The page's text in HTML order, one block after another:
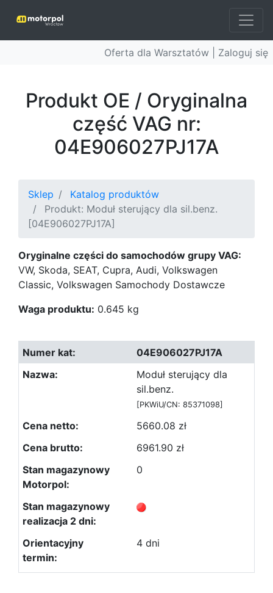
Oferta dla Warsztatów | Zaloguj się
Produkt OE / Oryginalna
część VAG nr:
04E906027PJ17A
Sklep
Katalog produktów
Produkt: Moduł sterujący dla sil.benz.
[04E906027PJ17A]
Oryginalne części do samochodów grupy VAG:
VW, Skoda, SEAT, Cupra, Audi, Volkswagen
Classic, Volkswagen Samochody Dostawcze
Waga produktu: 0.645 kg
04E906027PJ17A
Moduł sterujący dla
sil.benz.
[PKWiU/CN: 85371098]
5660.08 zł
6961.90 zł
0
4 dni